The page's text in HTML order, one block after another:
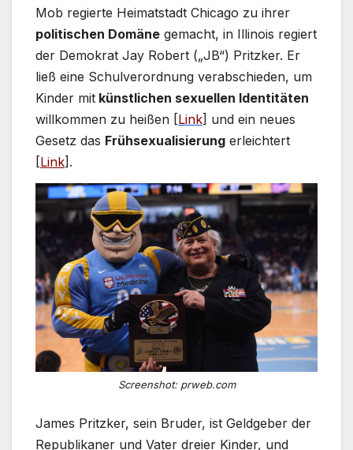
Mob regierte Heimatstadt Chicago zu ihrer
politischen Domäne gemacht, in Illinois regiert
der Demokrat Jay Robert („JB“) Pritzker. Er
ließ eine Schulverordnung verabschieden, um
Kinder mit künstlichen sexuellen Identitäten
willkommen zu heißen [Link] und ein neues
Gesetz das Frühsexualisierung erleichtert
[Link].
Screenshot: prweb.com
James Pritzker, sein Bruder, ist Geldgeber der
Republikaner und Vater dreier Kinder, und